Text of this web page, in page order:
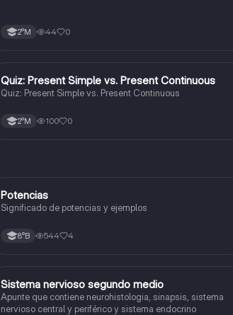
2°M 44 0
QInglés
Quiz: Present Simple vs. Present Continuous
Quiz: Present Simple vs. Present Continuous
2°M 100 0
Matemáticas
Potencias
Significado de potencias y ejemplos
8°B 544 4
Biología
Sistema nervioso segundo medio
Apunte que contiene neurohistologia, sinapsis, sistema
nervioso central y periférico y sistema endocrino